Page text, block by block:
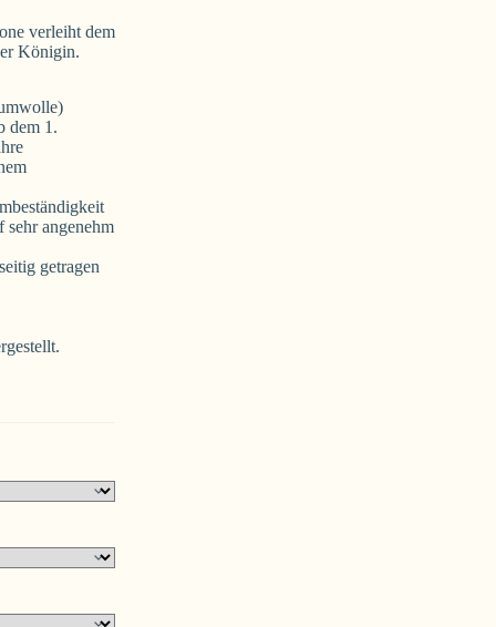
verleiht dem
Königin.
dem 1.
angenehm
getragen